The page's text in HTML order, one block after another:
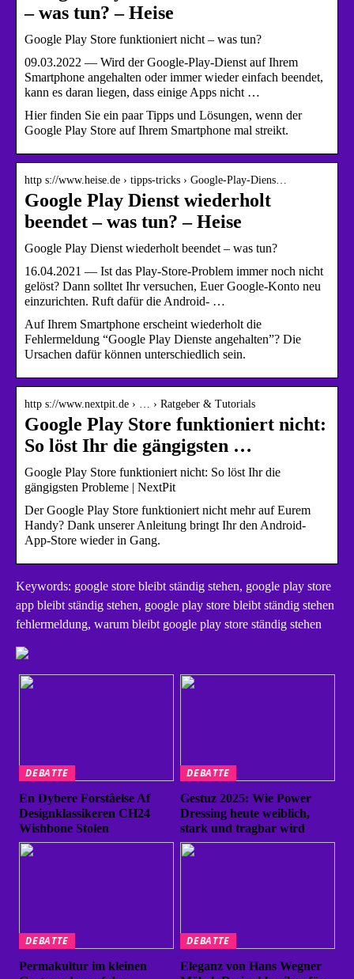
– was tun? – Heise
Google Play Store funktioniert nicht – was tun?
09.03.2022 — Wird der Google-Play-Dienst auf Ihrem
Smartphone angehalten oder immer wieder einfach beendet,
kann es daran liegen, dass einige Apps nicht …
Hier finden Sie ein paar Tipps und Lösungen, wenn der
Google Play Store auf Ihrem Smartphone mal streikt.
http s://www.heise.de › tipps-tricks › Google-Play-Diens…
Google Play Dienst wiederholt
beendet – was tun? – Heise
Google Play Dienst wiederholt beendet – was tun?
16.04.2021 — Ist das Play-Store-Problem immer noch nicht
gelöst? Dann solltet Ihr versuchen, Euer Google-Konto neu
einzurichten. Ruft dafür die Android- …
Auf Ihrem Smartphone erscheint wiederholt die
Fehlermeldung “Google Play Dienste angehalten”? Die
Ursachen dafür können unterschiedlich sein.
http s://www.nextpit.de › … › Ratgeber & Tutorials
Google Play Store funktioniert nicht:
So löst Ihr die gängigsten …
Google Play Store funktioniert nicht: So löst Ihr die
gängigsten Probleme | NextPit
Der Google Play Store funktioniert nicht mehr auf Eurem
Handy? Dank unserer Anleitung bringt Ihr den Android-
App-Store wieder in Gang.
Keywords: google store bleibt ständig stehen, google play store
app bleibt ständig stehen, google play store bleibt ständig stehen
fehlermeldung, warum bleibt google play store ständig stehen
DEBATTE
En Dybere Forståelse Af
Designklassikeren CH24
Wishbone Stolen
DEBATTE
Gestuz 2025: Wie Power
Dressing heute weiblich,
stark und tragbar wird
DEBATTE
Permakultur im kleinen
DEBATTE
Eleganz von Hans Wegner